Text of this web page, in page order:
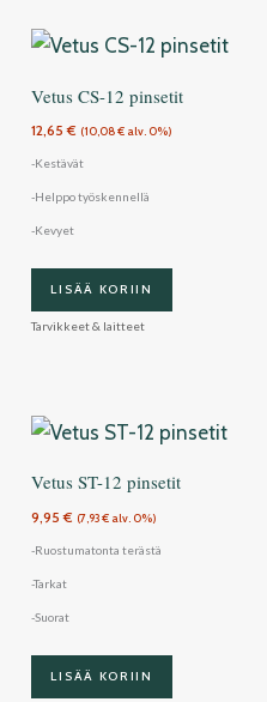
Vetus CS-12 pinsetit
12,65€ (10,08€ alv. 0%)
-Kestävät
-Helppo työskennellä
-Kevyet
LISÄÄ KORIIN
Tarvikkeet & laitteet
Vetus ST-12 pinsetit
9,95€ (7,93€ alv. 0%)
-Ruostumatonta terästä
-Tarkat
-Suorat
LISÄÄ KORIIN